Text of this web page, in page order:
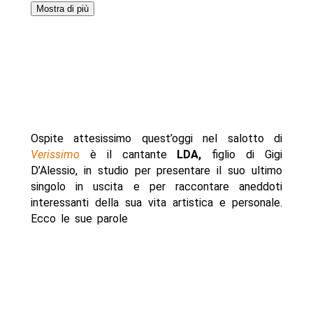
Mostra di più
Ospite attesissimo quest’oggi nel salotto di
Verissimo è il cantante LDA, figlio di Gigi
D’Alessio, in studio per presentare il suo ultimo
singolo in uscita e per raccontare aneddoti
interessanti della sua vita artistica e personale.
Ecco le sue parole